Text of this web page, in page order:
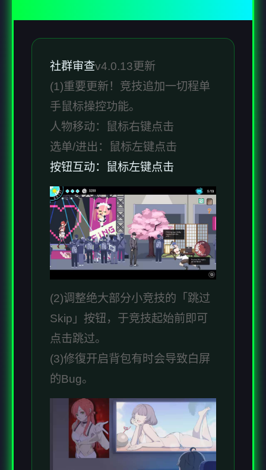
社群审查v4.0.13更新
(1)重要更新！竞技追加一切程单
手鼠标操控功能。
人物移动：鼠标右键点击
选单/进出：鼠标左键点击
按钮互动：鼠标左键点击
(2)调整绝大部分小竞技的「跳过
Skip」按钮，于竞技起始前即可
点击跳过。
(3)修復开启背包有时会导致白屏
的Bug。